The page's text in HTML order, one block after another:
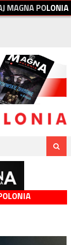
JMAGNAPOLONIA